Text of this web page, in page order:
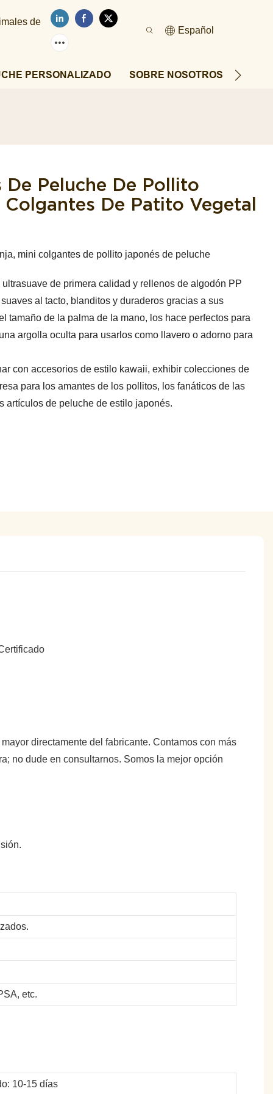
de
Español
PERSONALIZADO SOBRE NOSOTROS
Peluche De Pollito
De Patito Vegetal
mini colgantes de pollito japonés de peluche
de primera calidad y rellenos de algodón PP
al tacto, blanditos y duraderos gracias a sus
tamaño de la palma de la mano, los hace perfectos para
argolla oculta para usarlos como llavero o adorno para
con accesorios de estilo kawaii, exhibir colecciones de
para los amantes de los pollitos, los fanáticos de las
artículos de peluche de estilo japonés.
directamente del fabricante. Contamos con más
no dude en consultarnos. Somos la mejor opción
etc.
10-15 días